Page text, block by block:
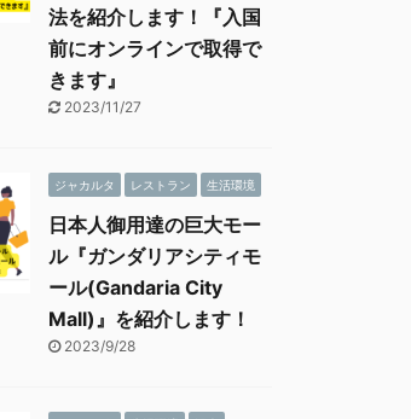
法を紹介します！『入国
前にオンラインで取得で
きます』
2023/11/27
ジャカルタ レストラン 生活環境
日本人御用達の巨大モー
ル『ガンダリアシティモ
ール(Gandaria City
Mall)』を紹介します！
2023/9/28